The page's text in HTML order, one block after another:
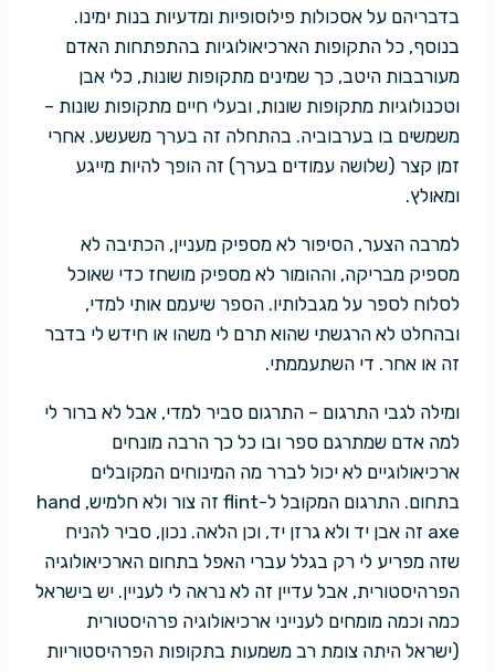
בדבריהם על אסכולות פילוסופיות ומדעיות בנות ימינו.
בנוסף, כל התקופות הארכיאולוגיות בהתפתחות האדם
מעורבבות היטב, כך שמינים מתקופות שונות, כלי אבן
וטכנולוגיות מתקופות שונות, ובעלי חיים מתקופות שונות –
משמשים בו בערבוביה. בהתחלה זה בערך משעשע. אחרי
זמן קצר (שלושה עמודים בערך) זה הופך להיות מייגע
ומאולץ.
למרבה הצער, הסיפור לא מספיק מעניין, הכתיבה לא
מספיק מבריקה, וההומור לא מספיק מושחז כדי שאוכל
לסלוח לספר על מגבלותיו. הספר שיעמם אותי למדי,
ובהחלט לא הרגשתי שהוא תרם לי משהו או חידש לי בדבר
זה או אחר. די השתעממתי.
ומילה לגבי התרגום – התרגום סביר למדי, אבל לא ברור לי
למה אדם שמתרגם ספר ובו כל כך הרבה מונחים
ארכיאולוגיים לא יכול לברר מה המינוחים המקובלים
בתחום. התרגום המקובל ל-flint זה צור ולא חלמיש, hand
axe זה אבן יד ולא גרזן יד, וכן הלאה. נכון, סביר להניח
שזה מפריע לי רק בגלל עברי האפל בתחום הארכיאולוגיה
הפרהיסטורית, אבל עדיין זה לא נראה לי לעניין. יש בישראל
כמה וכמה מומחים לענייני ארכיאולוגיה פרהיסטורית
(ישראל היתה צומת רב משמעות בתקופות הפרהיסטוריות